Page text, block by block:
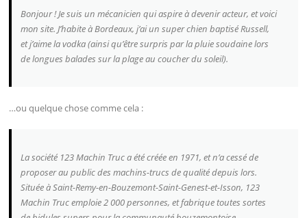
Bonjour ! Je suis un mécanicien qui aspire à devenir acteur, et voici
mon site. J’habite à Bordeaux, j’ai un super chien baptisé Russell,
et j’aime la vodka (ainsi qu’être surpris par la pluie soudaine lors
de longues balades sur la plage au coucher du soleil).
…ou quelque chose comme cela :
La société 123 Machin Truc a été créée en 1971, et n’a cessé de
proposer au public des machins-trucs de qualité depuis lors.
Située à Saint-Remy-en-Bouzemont-Saint-Genest-et-Isson, 123
Machin Truc emploie 2 000 personnes, et fabrique toutes sortes